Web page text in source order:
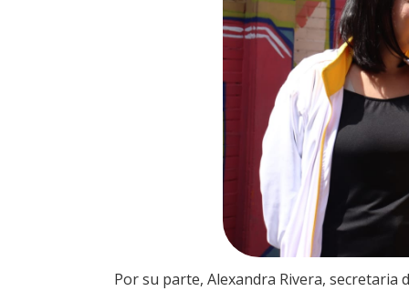
Por su parte, Alexandra Rivera, secretaria